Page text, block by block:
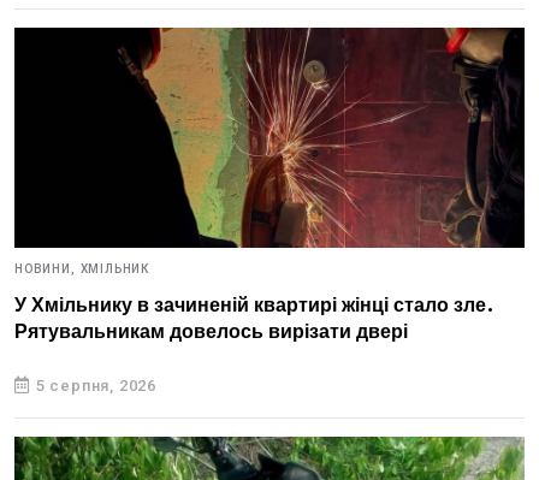
НОВИНИ, ХМІЛЬНИК
У Хмільнику в зачиненій квартирі жінці стало зле.
Рятувальникам довелось вирізати двері
5 серпня, 2026